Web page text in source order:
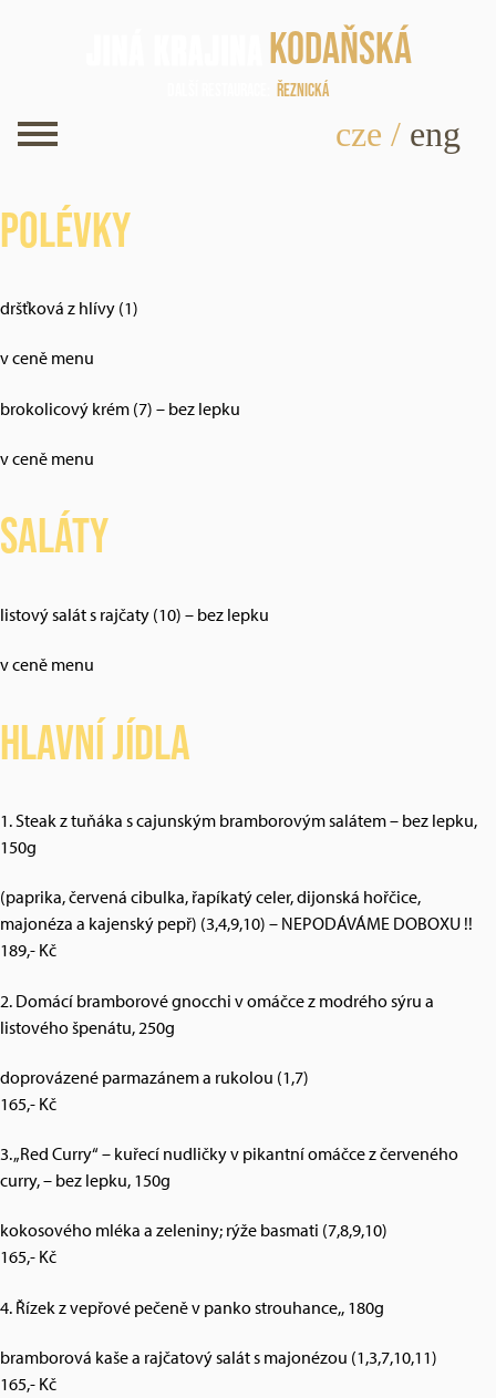
Kodaňská
Řeznická
cze / eng
Polévky
dršťková z hlívy (1)
v ceně menu
brokolicový krém (7) – bez lepku
v ceně menu
Saláty
listový salát s rajčaty (10) – bez lepku
v ceně menu
Hlavní jídla
1. Steak z tuňáka s cajunským bramborovým salátem – bez lepku,
150g
(paprika, červená cibulka, řapíkatý celer, dijonská hořčice,
majonéza a kajenský pepř) (3,4,9,10) – NEPODÁVÁME DOBOXU !!
189,- Kč
2. Domácí bramborové gnocchi v omáčce z modrého sýru a
listového špenátu, 250g
doprovázené parmazánem a rukolou (1,7)
165,- Kč
3. „Red Curry“ – kuřecí nudličky v pikantní omáčce z červeného
curry, – bez lepku, 150g
kokosového mléka a zeleniny; rýže basmati (7,8,9,10)
165,- Kč
4. Řízek z vepřové pečeně v panko strouhance,, 180g
bramborová kaše a rajčatový salát s majonézou (1,3,7,10,11)
165,- Kč